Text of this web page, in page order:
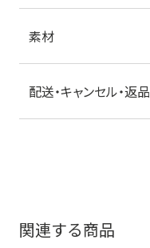
素材
配送・キャンセル・返品
関連する商品